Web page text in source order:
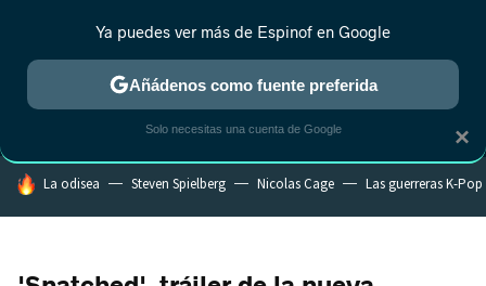
MENÚ NUEVO
ESTRENOS REALITY ANIME RANKINGS CINE
HOY SE HABLA DE
La odisea Steven Spielberg Nicolas Cage Las guerreras K-Pop
×
Ya puedes ver más de Espinof en Google
Añádenos como fuente preferida
Solo necesitas una cuenta de Google